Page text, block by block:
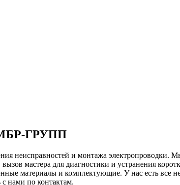
МБР-ГРУПП
неисправностей и монтажа электропроводки.
мастера для диагностики и устранения
материалы и комплектующие. У нас есть все
с нами по контактам.